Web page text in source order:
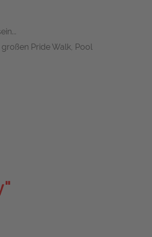
Pride Walk, Pool